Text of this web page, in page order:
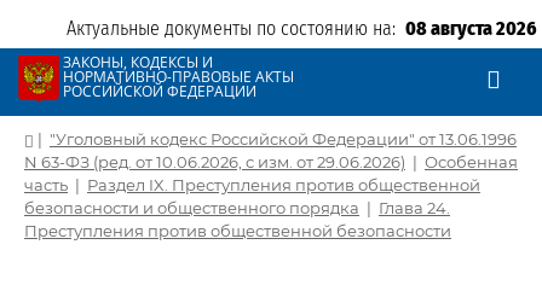
Актуальные документы по состоянию на: 08 августа 2026
ЗАКОНЫ, КОДЕКСЫ И
НОРМАТИВНО-ПРАВОВЫЕ АКТЫ
РОССИЙСКОЙ ФЕДЕРАЦИИ
| "Уголовный кодекс Российской Федерации" от 13.06.1996
N 63-ФЗ (ред. от 10.06.2026, с изм. от 29.06.2026) | Особенная
часть | Раздел IX. Преступления против общественной
безопасности и общественного порядка | Глава 24.
Преступления против общественной безопасности